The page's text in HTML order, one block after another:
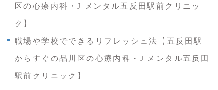
区の心療内科・J メンタル五反田駅前クリニッ
ク】
職場や学校でできるリフレッシュ法【五反田駅
からすぐの品川区の心療内科・J メンタル五反田
駅前クリニック】